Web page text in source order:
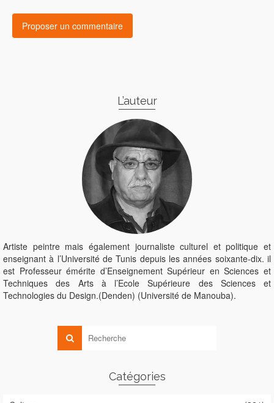
L’auteur
Artiste peintre mais également journaliste culturel et politique et
enseignant à l’Université de Tunis depuis les années soixante-dix. il
est Professeur émérite d’Enseignement Supérieur en Sciences et
Techniques des Arts à l’Ecole Supérieure des Sciences et
Technologies du Design.(Denden) (Université de Manouba).
Catégories